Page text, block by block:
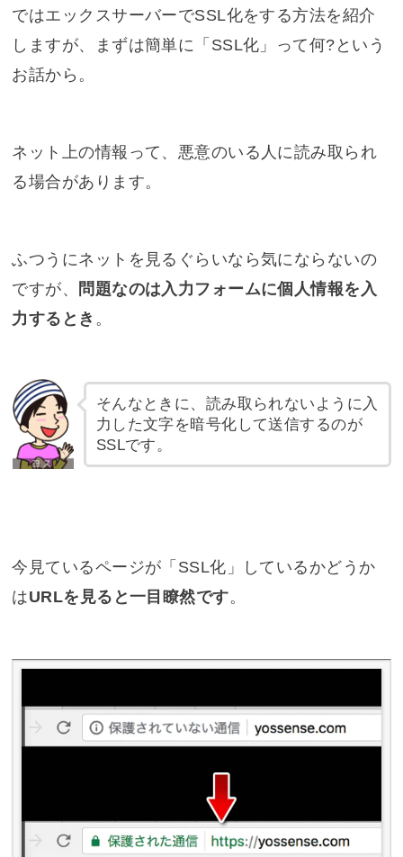
ではエックスサーバーでSSL化をする方法を紹介
しますが、まずは簡単に「SSL化」って何?という
お話から。
ネット上の情報って、悪意のいる人に読み取られ
る場合があります。
ふつうにネットを見るぐらいなら気にならないの
ですが、
問題なのは入力フォームに個人情報を入
力するとき 。
そんなときに、読み取られないように入
力した文字を暗号化して送信するのが
SSLです。
今見ているページが「SSL化」しているかどうか
はURLを見ると一目瞭然です。